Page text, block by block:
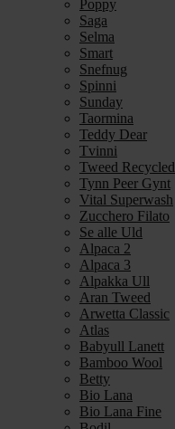
Poppy
Saga
Selma
Smart
Snefnug
Spinni
Sunday
Taormina
Teddy Dear
Tvinni
Tweed Recycled
Tynn Peer Gynt
Vital Superwash
Zucchero Filato
Se alle Uld
Alpaca 2
Alpaca 3
Alpakka Ull
Aran Tweed
Arwetta Classic
Atlas
Babyull Lanett
Bamboo Wool
Betty
Bio Lana
Bio Lana Fine